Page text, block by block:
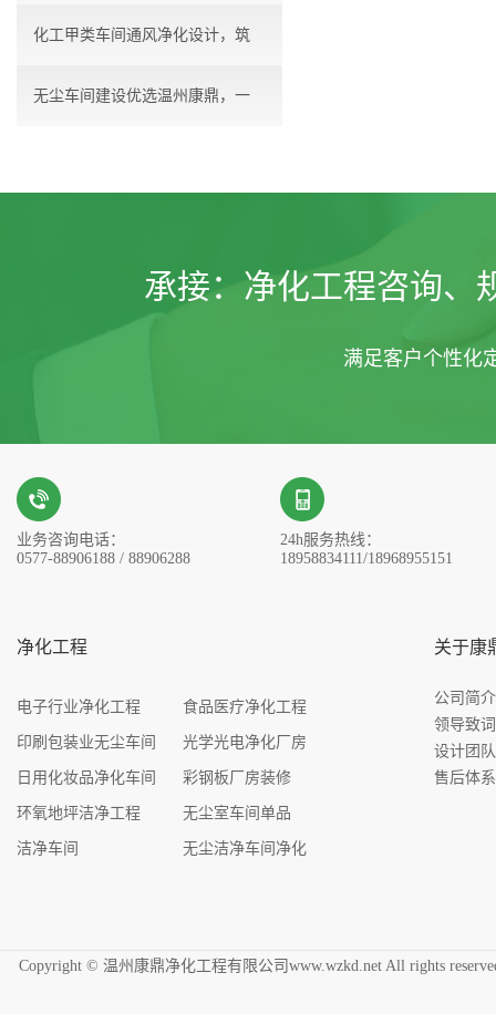
化工甲类车间通风净化设计，筑
牢...
无尘车间建设优选温州康鼎，一
承接： 净化工程咨询、
满足客户个性化
业务咨询电话：
0577-88906188 / 88906288
24h服务热线：
18958834111/18968955151
净化工程
电子行业净化工程 食品医疗净化工程
印刷包装业无尘车间 光学光电净化厂房
日用化妆品净化车间 彩钢板厂房装修
环氧地坪洁净工程 无尘室车间单品
洁净车间 无尘洁净车间净化
关于康
公司简介
领导致词
设计团队
售后体系
Copyright © 温州康鼎净化工程有限公司www.wzkd.net All rights